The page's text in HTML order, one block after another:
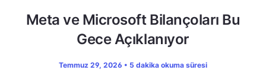
Meta ve Microsoft Bilançoları Bu
Gece Açıklanıyor
Temmuz 29, 2026 • 5 dakika okuma süresi